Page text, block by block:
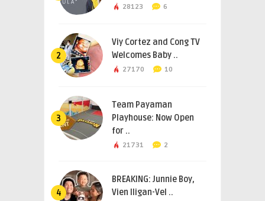
28123 6
2
Viy Cortez and Cong TV
Welcomes Baby ..
27170 10
3
Team Payaman
Playhouse: Now Open
for ..
21731 2
4
BREAKING: Junnie Boy,
Vien Iligan-Vel ..